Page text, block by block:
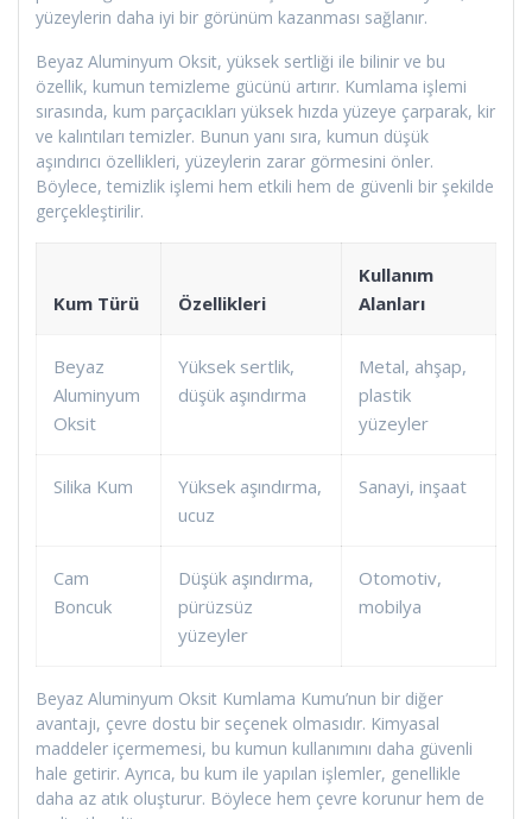
yüzeylerin daha iyi bir görünüm kazanması sağlanır.
Beyaz Aluminyum Oksit, yüksek sertliği ile bilinir ve bu
özellik, kumun temizleme gücünü artırır. Kumlama işlemi
sırasında, kum parçacıkları yüksek hızda yüzeye çarparak, kir
ve kalıntıları temizler. Bunun yanı sıra, kumun düşük
aşındırıcı özellikleri, yüzeylerin zarar görmesini önler.
Böylece, temizlik işlemi hem etkili hem de güvenli bir şekilde
gerçekleştirilir.
Kum Türü Özellikleri
Kullanım
Alanları
Beyaz
Aluminyum
Oksit
Yüksek sertlik,
düşük aşındırma
Metal, ahşap,
plastik
yüzeyler
Silika Kum
Yüksek aşındırma,
ucuz
Sanayi, inşaat
Cam
Boncuk
Düşük aşındırma,
pürüzsüz
yüzeyler
Otomotiv,
mobilya
Beyaz Aluminyum Oksit Kumlama Kumu’nun bir diğer
avantajı, çevre dostu bir seçenek olmasıdır. Kimyasal
maddeler içermemesi, bu kumun kullanımını daha güvenli
hale getirir. Ayrıca, bu kum ile yapılan işlemler, genellikle
daha az atık oluşturur. Böylece hem çevre korunur hem de